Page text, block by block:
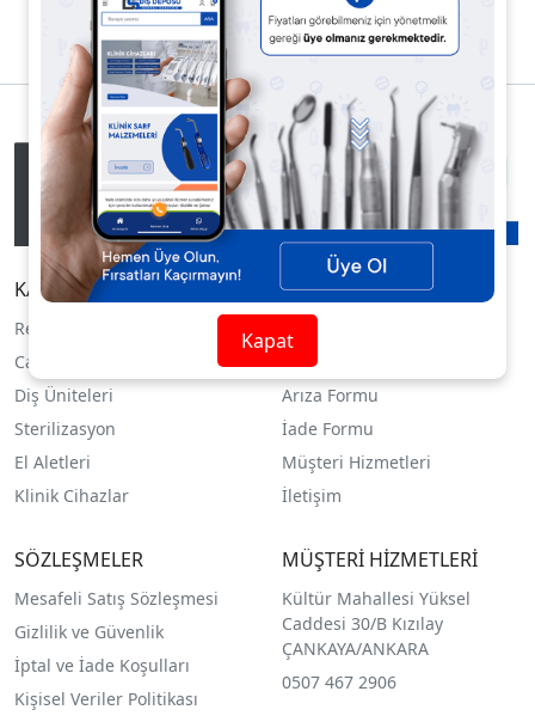
KATEGORİLER
Restoratif Dolgu
Cam İyonomer Siman
Diş Üniteleri
Sterilizasyon
El Aletleri
Klinik Cihazlar
YARDIM
Sipariş Takibi
Arıza Formu
İade Formu
Müşteri Hizmetleri
İletişim
SÖZLEŞMELER
Mesafeli Satış Sözleşmesi
Gizlilik ve Güvenlik
İptal ve İade Koşulları
Kişisel Veriler Politikası
MÜŞTERİ HİZMETLERİ
Kültür Mahallesi Yüksel
Caddesi 30/B Kızılay
ÇANKAYA/ANKARA
0507 467 2906
Kapat